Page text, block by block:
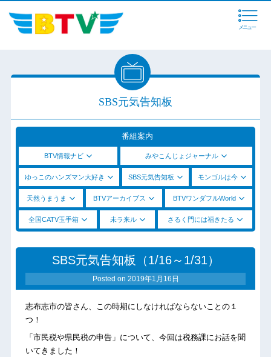
メニュー
SBS元気告知板
番組案内
BTV情報ナビ みやこんじょジャーナル
ゆっこのハンズマン大好き SBS元気告知板 モンゴルは今
天然うまうま BTVアーカイブス BTVワンダフルWorld
全国CATV玉手箱 未ラ来ル さるく門には福きたる
SBS元気告知板（1/16～1/31）
Posted on 2019年1月16日
志布志市の皆さん、この時期にしなければならないことの１
つ！
「市民税や県民税の申告」について、今回は税務課にお話を聞
いてきました！